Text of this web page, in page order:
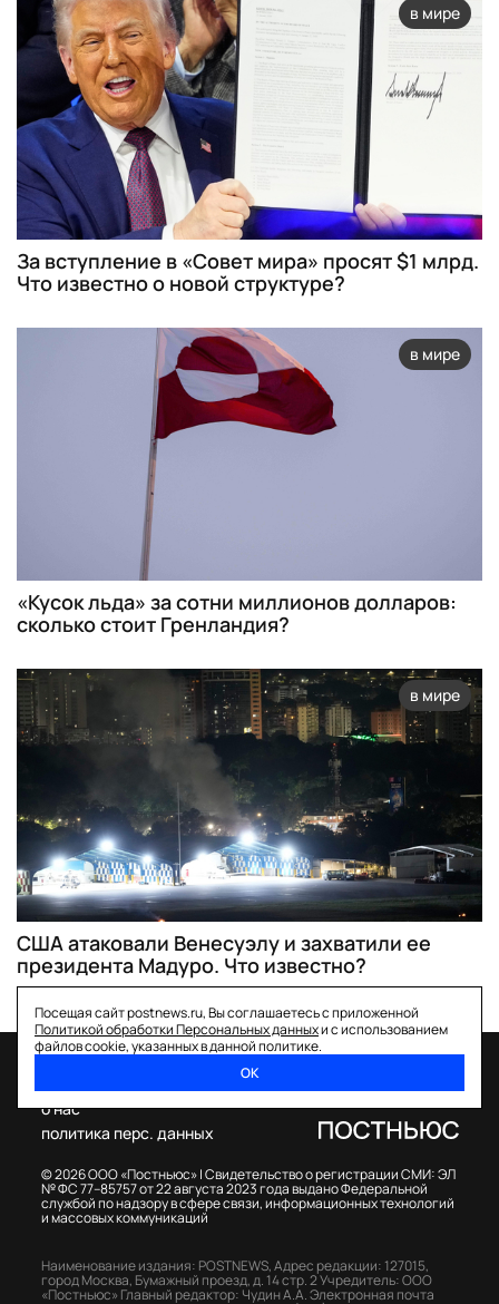
в мире
За вступление в «Совет мира» просят $1 млрд.
Что известно о новой структуре?
в мире
«Кусок льда» за сотни миллионов долларов:
сколько стоит Гренландия?
в мире
США атаковали Венесуэлу и захватили ее
президента Мадуро. Что известно?
Посещая сайт postnews.ru, Вы соглашаетесь с приложенной
Политикой обработки Персональных данныхи с использованием
файлов cookie, указанных в данной политике.
ОК
© 2026 ООО «Постньюс» |Свидетельство о регистрации СМИ: ЭЛ
№ ФС 77–85757 от 22 августа 2023 года выдано Федеральной
службой по надзору в сфере связи, информационных технологий
и массовых коммуникаций
о нас
политика перс. данных
Наименование издания: POSTNEWS,Адрес редакции: 127015,
город Москва, Бумажный проезд, д. 14 стр. 2Учредитель: ООО
«Постньюс» Главный редактор: Чудин А.А.Электронная почта